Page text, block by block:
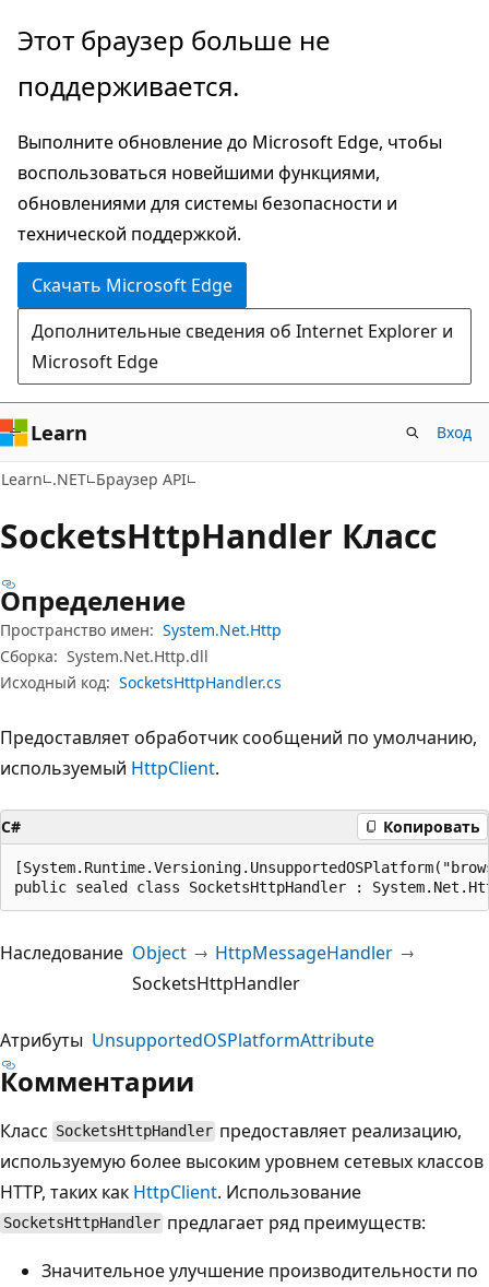
Пропустить
перейти
основному
содержимому
Переход
навигации
странице
Этот браузер больше не
поддерживается.
Выполните обновление до Microsoft Edge, чтобы
воспользоваться новейшими функциями,
обновлениями для системы безопасности и
технической поддержкой.
Скачать Microsoft Edge
Дополнительные сведения об Internet Explorer и
Microsoft Edge
Learn Вход
Learn .NET Браузер API
SocketsHttpHandler Класс
Определение
Пространство имен: System.Net.Http
Сборка: System.Net.Http.dll
Исходный код: SocketsHttpHandler.cs
Предоставляет обработчик сообщений по умолчанию,
используемый HttpClient.
C# Копировать
public sealed class SocketsHttpHandler :
Наследование Object
HttpMessageHandler
SocketsHttpHandler
Атрибуты UnsupportedOSPlatformAttribute
Комментарии
Класс SocketsHttpHandler предоставляет реализацию,
используемую более высоким уровнем сетевых классов
HTTP, таких как HttpClient. Использование
SocketsHttpHandler предлагает ряд преимуществ:
Значительное улучшение производительности по